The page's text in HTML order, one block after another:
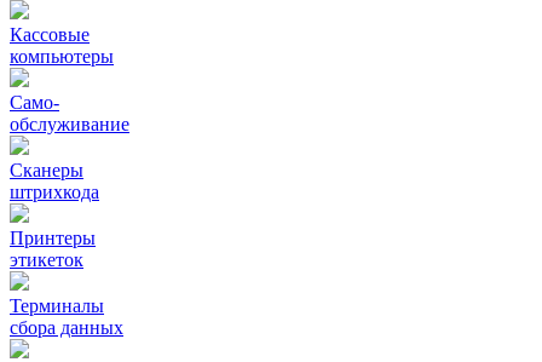
Кассовые
компьютеры
Само-
обслуживание
Сканеры
штрихкода
Принтеры
этикеток
Терминалы
сбора данных